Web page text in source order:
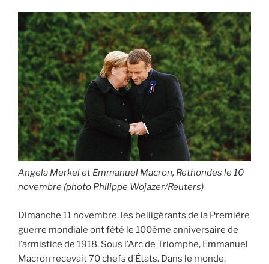
« Vous
n’êtes
pas
assez
matures
[…]
Vous
volez
futur » »
Angela Merkel et Emmanuel Macron, Rethondes le 10
novembre (photo Philippe Wojazer/Reuters)
Dimanche 11 novembre, les belligérants de la Première
guerre mondiale ont fêté le 100ème anniversaire de
l’armistice de 1918. Sous l’Arc de Triomphe, Emmanuel
Macron recevait 70 chefs d’États. Dans le monde,